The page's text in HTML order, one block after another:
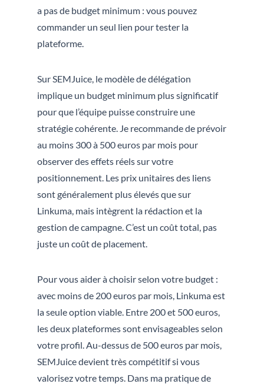
a pas de budget minimum : vous pouvez
commander un seul lien pour tester la
plateforme.
Sur SEMJuice, le modèle de délégation
implique un budget minimum plus significatif
pour que l’équipe puisse construire une
stratégie cohérente. Je recommande de prévoir
au moins 300 à 500 euros par mois pour
observer des effets réels sur votre
positionnement. Les prix unitaires des liens
sont généralement plus élevés que sur
Linkuma, mais intègrent la rédaction et la
gestion de campagne. C’est un coût total, pas
juste un coût de placement.
Pour vous aider à choisir selon votre budget :
avec moins de 200 euros par mois, Linkuma est
la seule option viable. Entre 200 et 500 euros,
les deux plateformes sont envisageables selon
votre profil. Au-dessus de 500 euros par mois,
SEMJuice devient très compétitif si vous
valorisez votre temps. Dans ma pratique de